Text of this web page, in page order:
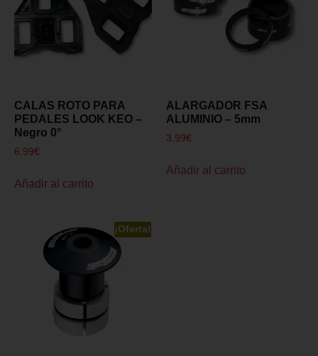
CALAS ROTO PARA
PEDALES LOOK KEO –
Negro 0°
6,99€
Añadir al carrito
ALARGADOR FSA
ALUMINIO – 5mm
3,99€
Añadir al carrito
¡Oferta!